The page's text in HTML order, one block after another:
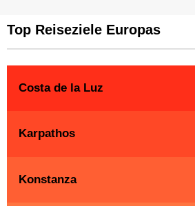
Top Reiseziele Europas
Costa de la Luz
Karpathos
Konstanza